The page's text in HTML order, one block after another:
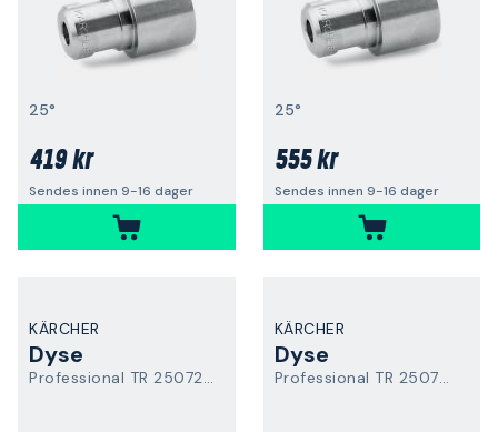
25°
419 kr
Sendes innen 9-16 dager
25°
555 kr
Sendes innen 9-16 dager
KÄRCHER
Dyse
Professional TR 25072 Easy Force
KÄRCHER
Dyse
Professional TR 25075 Easy Force